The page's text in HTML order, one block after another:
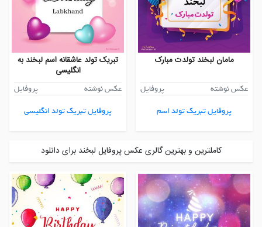
مامان لبخند تولدت مبارک
عکس نوشته
پروفایل
پروفایل تبریک تولد اسم
تبریک تولد عاشقانه اسم لبخند به
انگلیسی
عکس نوشته
پروفایل
پروفایل تبریک تولد انگلیسی
کاملترین و بهترین گالری عکس پروفایل لبخند برای دانلود